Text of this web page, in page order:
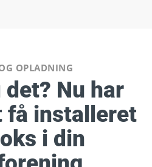
OPLADNING
Nu har
få installeret
i din